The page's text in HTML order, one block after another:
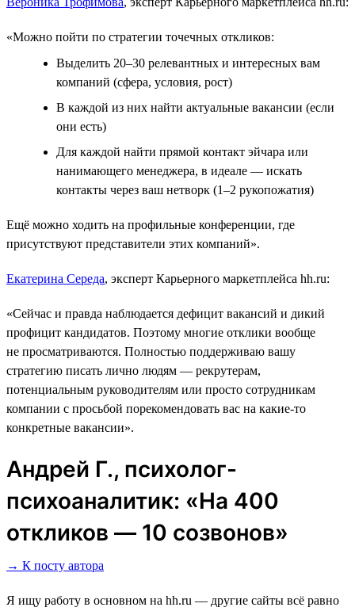
«Можно пойти по стратегии точечных откликов:
Выделить 20–30 релевантных и интересных вам
компаний (сфера, условия, рост)
В каждой из них найти актуальные вакансии (если
они есть)
Для каждой найти прямой контакт эйчара или
нанимающего менеджера, в идеале ― искать
контакты через ваш нетворк (1–2 рукопожатия)
Ещё можно ходить на профильные конференции, где
присутствуют представители этих компаний».
Екатерина Середа, эксперт Карьерного маркетплейса hh.ru:
«Сейчас и правда наблюдается дефицит вакансий и дикий
профицит кандидатов. Поэтому многие отклики вообще
не просматриваются. Полностью поддерживаю вашу
стратегию писать лично людям ― рекрутерам,
потенциальным руководителям или просто сотрудникам
компании с просьбой порекомендовать вас на какие-то
конкретные вакансии».
Андрей Г., психолог-
психоаналитик: «На 400
откликов ― 10 созвонов»
→ К посту автора
Я ищу работу в основном на hh.ru ― другие сайты всё равно